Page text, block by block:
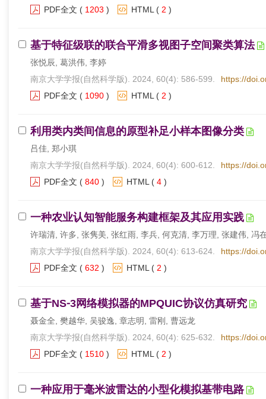
PDF全文 ( 1203 ) HTML ( 2 )
基于特征级联的联合平滑多视图子空间聚类算法
张悦辰, 葛洪伟, 李婷
南京大学学报(自然科学版). 2024, 60(4): 586-599.
https://
PDF全文 ( 1090 ) HTML ( 2 )
利用类内类间信息的原型补足小样本图像分类
吕佳, 郑小琪
南京大学学报(自然科学版). 2024, 60(4): 600-612.
https://
PDF全文 ( 840 ) HTML ( 4 )
一种农业认知智能服务构建框架及其应用实践
许瑞清, 许多, 张隽美, 张红雨, 李兵, 何克清, 李万理, 张建伟, 冯
南京大学学报(自然科学版). 2024, 60(4): 613-624.
https://
PDF全文 ( 632 ) HTML ( 2 )
基于NS⁃3网络模拟器的MPQUIC协议仿真研究
聂金全, 樊越华, 吴骏逸, 章志明, 雷刚, 曹远龙
南京大学学报(自然科学版). 2024, 60(4): 625-632.
https://
PDF全文 ( 1510 ) HTML ( 2 )
一种应用于毫米波雷达的小型化模拟基带电路